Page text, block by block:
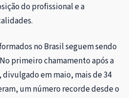
do profissional e a
no Brasil seguem sendo
primeiro chamamento após a
em maio, mais de 34
um número recorde desde o